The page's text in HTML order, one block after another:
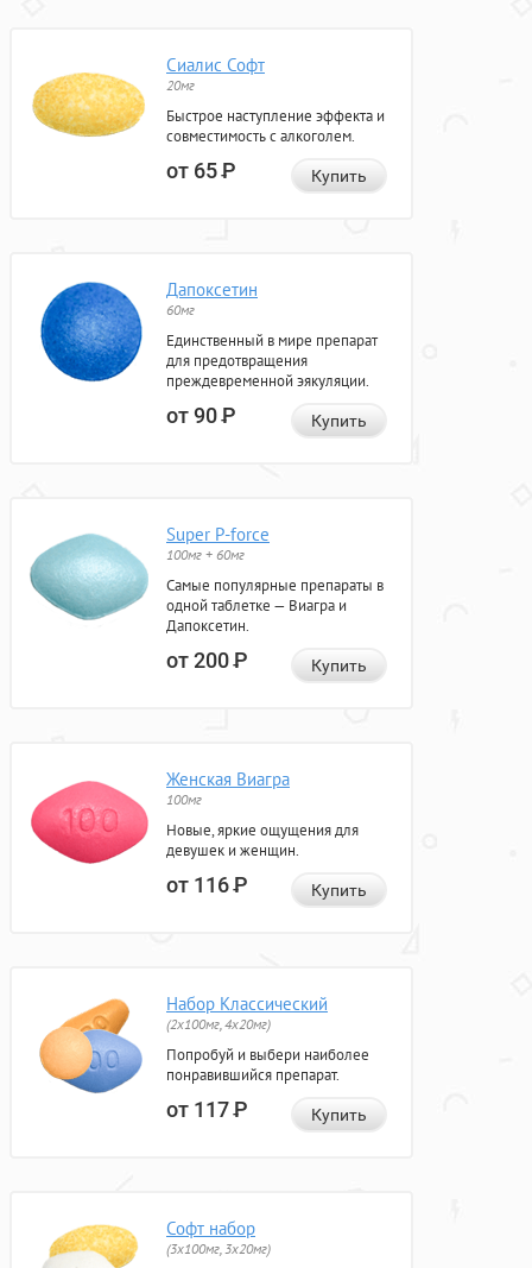
Сиалис Софт
20мг
Быстрое наступление эффекта и
совместимость с алкоголем.
от 65Р Купить
Дапоксетин
60мг
Единственный в мире препарат
для предотвращения
преждевременной эякуляции.
от 90Р Купить
Super P-force
100мг + 60мг
Самые популярные препараты в
одной таблетке — Виагра и
Дапоксетин.
от 200Р Купить
Женская Виагра
100мг
Новые, яркие ощущения для
девушек и женщин.
от 116Р Купить
Набор Классический
(2x100мг, 4x20мг)
Попробуй и выбери наиболее
понравившийся препарат.
от 117Р Купить
Софт набор
(3x100мг, 3x20мг)